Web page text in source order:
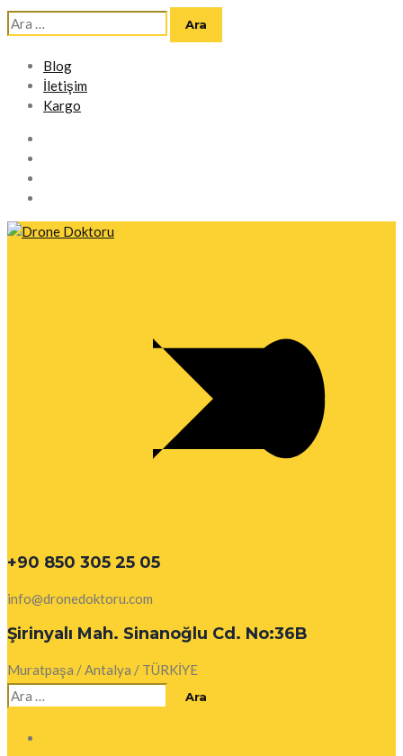
Arama:
Blog
İletişim
Kargo
+90 850 305 25 05
info@dronedoktoru.com
Şirinyalı Mah. Sinanoğlu Cd. No:36B
Muratpaşa / Antalya / TÜRKİYE
Arama: